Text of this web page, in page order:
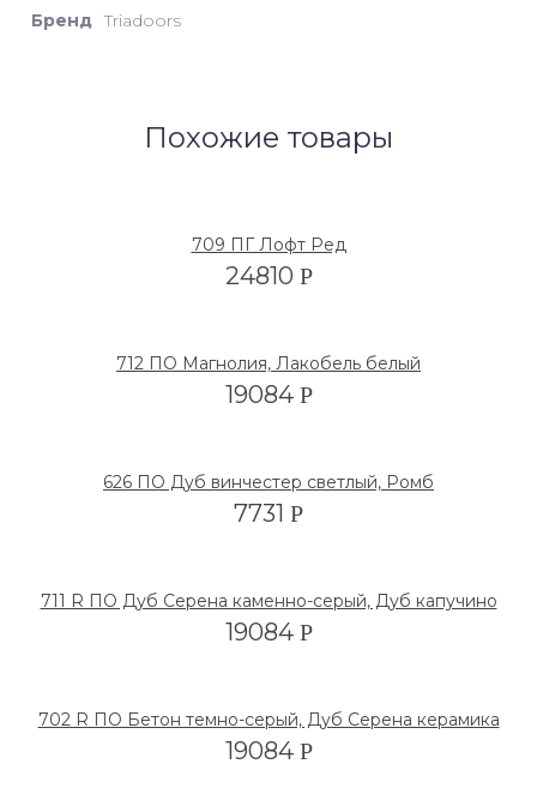
Бренд Triadoors
Похожие товары
709 ПГ Лофт Ред
24810 Р
712 ПО Магнолия, Лакобель белый
19084 Р
626 ПО Дуб винчестер светлый, Ромб
7731 Р
711 R ПО Дуб Серена каменно-серый, Дуб капучино
19084 Р
702 R ПО Бетон темно-серый, Дуб Серена керамика
19084 Р